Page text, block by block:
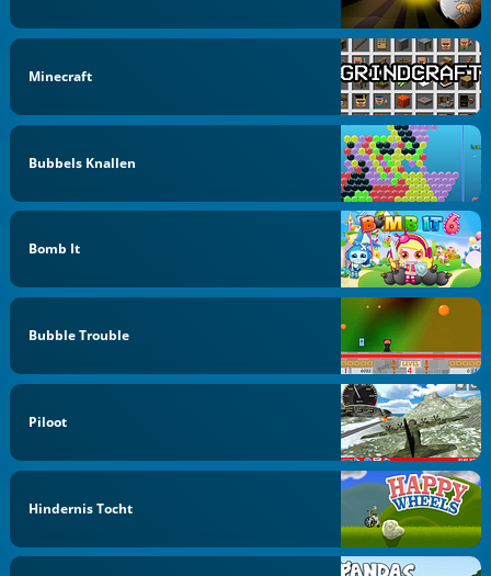
Minecraft
Bubbels Knallen
Bomb It
Bubble Trouble
Piloot
Hindernis Tocht